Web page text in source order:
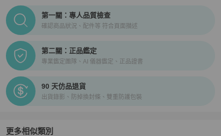
PopChill拍拍圈正品驗證、安心購檢驗流程介紹
第一關：專人品質檢查
確認商品狀況、配件等 符合頁面描述
第二關：正品鑑定
專業鑑定團隊、AI 儀器鑑定、正品證書
90 天仿品退貨
出貨錄影、防掉換封條、雙重防護包裝
更多相似類別